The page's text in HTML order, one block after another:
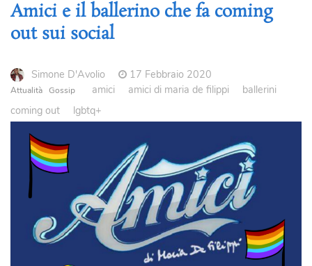
Amici e il ballerino che fa coming
out sui social
Simone D'Avolio 17 Febbraio 2020
Attualità Gossip amici amici di maria de filippi
ballerini
coming out
lgbtq+